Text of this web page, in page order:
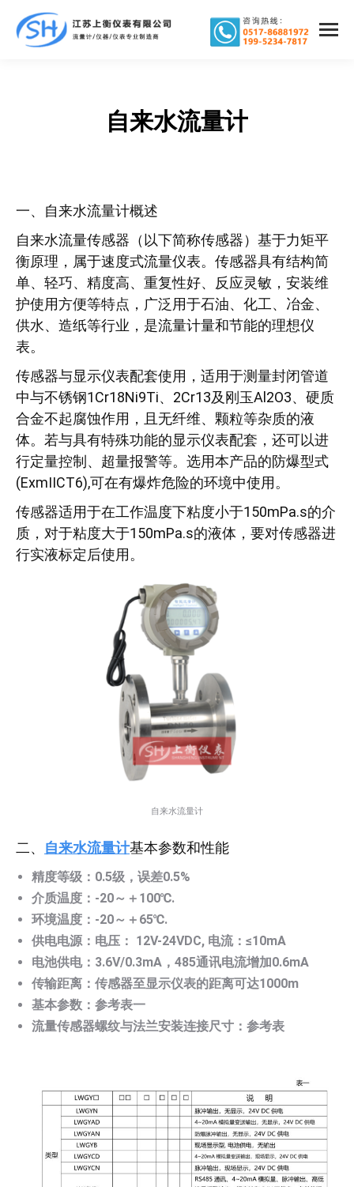
自来水流量计
您在这里：
一、自来水流量计概述
自来水流量传感器（以下简称传感器）基于力矩平
衡原理，属于速度式流量仪表。传感器具有结构简
单、轻巧、精度高、重复性好、反应灵敏，安装维
护使用方便等特点，广泛用于石油、化工、冶金、
供水、造纸等行业，是流量计量和节能的理想仪
表。
传感器与显示仪表配套使用，适用于测量封闭管道
中与不锈钢1Cr18Ni9Ti、2Cr13及刚玉Al2O3、硬质
合金不起腐蚀作用，且无纤维、颗粒等杂质的液
体。若与具有特殊功能的显示仪表配套，还可以进
行定量控制、超量报警等。选用本产品的防爆型式
(ExmIICT6),可在有爆炸危险的环境中使用。
传感器适用于在工作温度下粘度小于150mPa.s的介
质，对于粘度大于150mPa.s的液体，要对传感器进
行实液标定后使用。
自来水流量计
二、 自来水流量计基本参数和性能
精度等级：0.5级，误差0.5%
介质温度：-20～＋100℃.
环境温度：-20～＋65℃.
供电电源：电压： 12V-24VDC, 电流：≤10mA
电池供电：3.6V/0.3mA，485通讯电流增加0.6mA
传输距离：传感器至显示仪表的距离可达1000m
基本参数：参考表一
流量传感器螺纹与法兰安装连接尺寸：参考表